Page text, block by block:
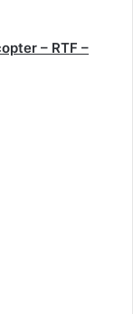
– RTF –